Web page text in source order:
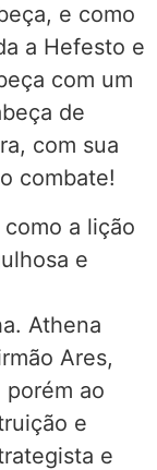
e como
a Hefesto e
com um
de
com sua
combate!
a lição
e
Athena
Ares,
porém ao
e
e